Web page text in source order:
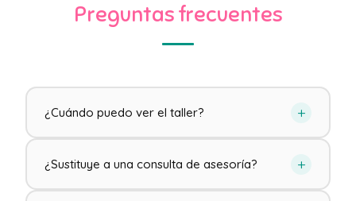
Preguntas frecuentes
¿Cuándo puedo ver el taller? +
¿Sustituye a una consulta de asesoría? +